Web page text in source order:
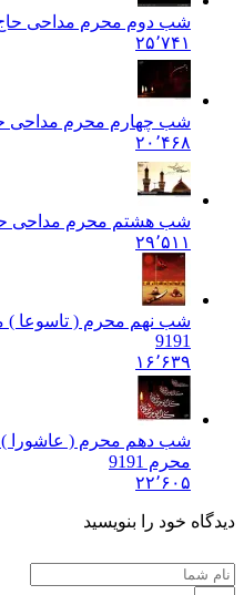
شب دوم محرم مداحی حاج
۲۵٬۷۴۱
شب چهارم محرم مداحی
۲۰٬۴۶۸
شب هشتم محرم مداحی
۲۹٬۵۱۱
شب نهم محرم ( تاسوعا )
9191
۱۶٬۶۳۹
شب دهم محرم ( عاشورا )
محرم 91 91
۲۲٬۶۰۵
دیدگاه خود را بنویسید